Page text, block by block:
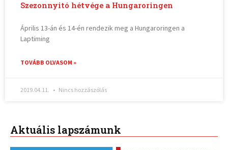
Szezonnyitó hétvége a Hungaroringen
Április 13-án és 14-én rendezik meg a Hungaroringen a
Laptiming
TOVÁBB OLVASOM »
2019.04.11. Nincs hozzászólás
Aktuális lapszámunk